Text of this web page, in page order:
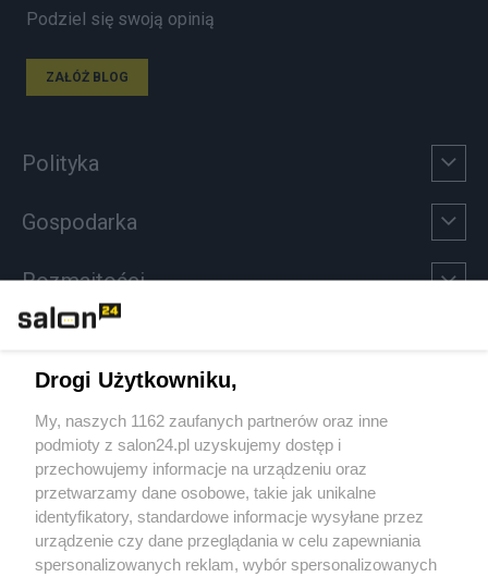
Podziel się swoją opinią
ZAŁÓŻ BLOG
Polityka
Gospodarka
Rozmaitości
Sport
Społeczeństwo
Kultura
Drogi Użytkowniku,
My, naszych 1162 zaufanych partnerów oraz inne
podmioty z salon24.pl uzyskujemy dostęp i
przechowujemy informacje na urządzeniu oraz
przetwarzamy dane osobowe, takie jak unikalne
identyfikatory, standardowe informacje wysyłane przez
urządzenie czy dane przeglądania w celu zapewniania
spersonalizowanych reklam, wybór spersonalizowanych